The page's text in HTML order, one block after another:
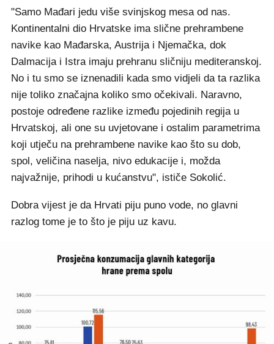
"Samo Mađari jedu više svinjskog mesa od nas.
Kontinentalni dio Hrvatske ima slične prehrambene
navike kao Mađarska, Austrija i Njemačka, dok
Dalmacija i Istra imaju prehranu sličniju mediteranskoj.
No i tu smo se iznenadili kada smo vidjeli da ta razlika
nije toliko značajna koliko smo očekivali. Naravno,
postoje određene razlike između pojedinih regija u
Hrvatskoj, ali one su uvjetovane i ostalim parametrima
koji utječu na prehrambene navike kao što su dob,
spol, veličina naselja, nivo edukacije i, možda
najvažnije, prihodi u kućanstvu", ističe Sokolić.
Dobra vijest je da Hrvati piju puno vode, no glavni
razlog tome je to što je piju uz kavu.